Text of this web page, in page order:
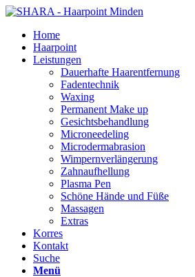
Home
Haarpoint
Leistungen
Dauerhafte Haarentfernung
Fadentechnik
Waxing
Permanent Make up
Gesichtsbehandlung
Microneedeling
Microdermabrasion
Wimpernverlängerung
Zahnaufhellung
Plasma Pen
Schöne Hände und Füße
Massagen
Extras
Korres
Kontakt
Suche
Menü